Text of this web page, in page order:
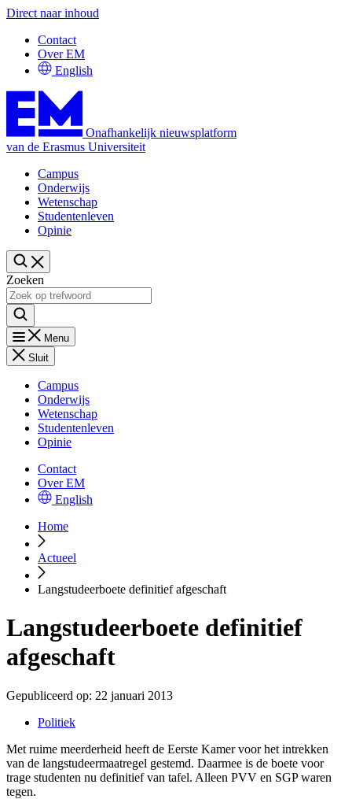
Direct naar inhoud
Contact
Over EM
English
Onafhankelijk nieuwsplatform
van de Erasmus Universiteit
Campus
Onderwijs
Wetenschap
Studentenleven
Opinie
Zoeken
Menu
Sluit
Campus
Onderwijs
Wetenschap
Studentenleven
Opinie
Contact
Over EM
English
Home
Actueel
Langstudeerboete definitief afgeschaft
Langstudeerboete definitief
afgeschaft
Gepubliceerd op: 22 januari 2013
Politiek
Met ruime meerderheid heeft de Eerste Kamer voor het intrekken
van de langstudeermaatregel gestemd. Daarmee is de boete voor
trage studenten nu definitief van tafel. Alleen PVV en SGP waren
tegen.